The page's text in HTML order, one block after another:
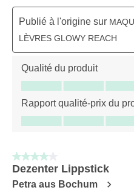
Publié à l'origine sur
LÈVRES GLOWY REACH
Qualité du produit
Qualité du produit, 5.0 sur
Rapport qualité-prix du
Rapport qualité-prix du
4 sur 5 étoiles.
Dezenter Lippstick
Petra aus Bochum